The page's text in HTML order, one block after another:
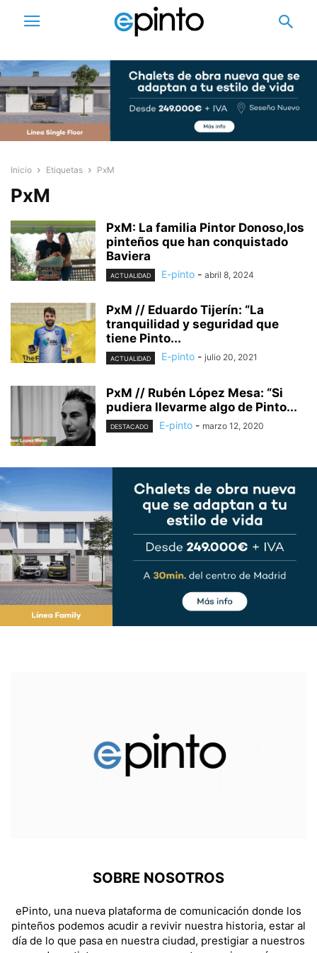
Inicio Etiquetas PxM
PxM
PxM: La familia Pintor Donoso,los
pinteños que han conquistado
Baviera
ACTUALIDAD E-pinto - abril 8, 2024
PxM // Eduardo Tijerín: “La
tranquilidad y seguridad que
tiene Pinto...
ACTUALIDAD E-pinto - julio 20, 2021
PxM // Rubén López Mesa: “Si
pudiera llevarme algo de Pinto...
DESTACADO E-pinto - marzo 12, 2020
SOBRE NOSOTROS
ePinto, una nueva plataforma de comunicación donde los
pinteños podemos acudir a revivir nuestra historia, estar al
día de lo que pasa en nuestra ciudad, prestigiar a nuestros